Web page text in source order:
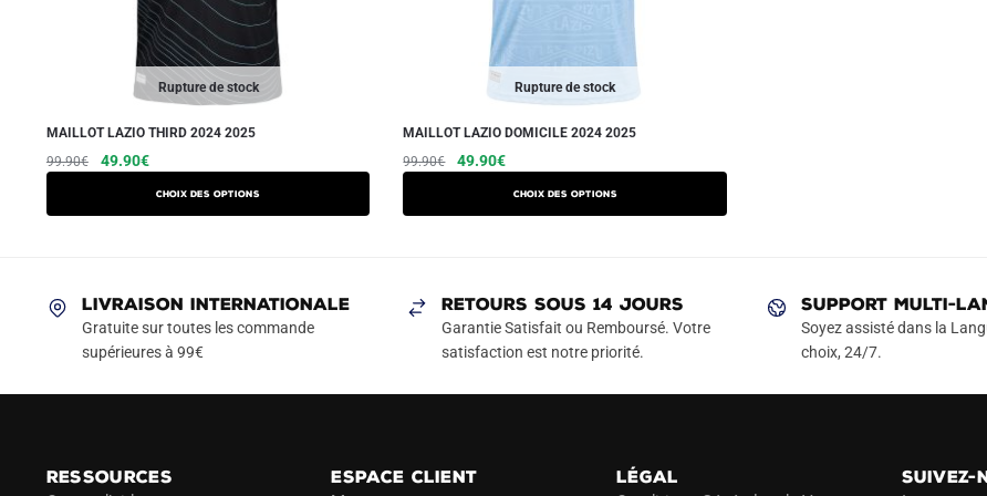
Rupture de stock
MAILLOT LAZIO THIRD 2024 2025
99.90€
Le
49.90€Le
Choix des options
Ce
produit
a
Les
options
peuvent
page
Rupture de stock
MAILLOT LAZIO DOMICILE 2024 2025
99.90€
Le
49.90€Le
Choix des options
Ce
produit
a
Les
options
peuvent
LIVRAISON INTERNATIONALE
Gratuite sur toutes les commande
supérieures à 99€
RETOURS SOUS 14 JOURS
Garantie Satisfait ou Remboursé. Votre
satisfaction est notre priorité.
SUPPORT MULTI-
Soyez assisté dans la
choix, 24/7.
RESSOURCES
ESPACE CLIENT
LÉGAL
SUIVEZ-